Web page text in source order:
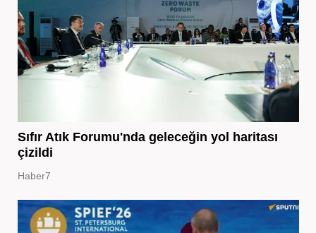
Sıfır Atık Forumu'nda geleceğin yol haritası
çizildi
Haber7